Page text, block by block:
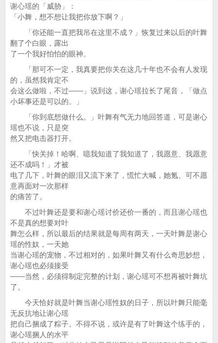
谢心瑶的「威胁」：
「小舞，想不想让我把你放下啊？」
「你还能一直把我吊在这里不成？」恢复过来以后的叶舞
翻了个白眼，露出
了一个我好怕怕的眼神。
「那可不一定，我真要把你关在这几十年也不会有人发现
的，虽然我肯定不
会这么做啦，不过——」说到这，谢心瑶拉长了尾音，「做点
小坏事还是可以的。」
「你到底想做什么。」叶舞有气无力地回答道，可是谢心
瑶也不说，只是突
然又把电击器打开。
「快关掉！哈啊、噫我知道了我知道了，我愿意、我愿意
还不成吗！」才被
电了几下，叶舞的眼泪又流下来了，慌忙大喊，她氪、可不愿
意再面对一次那样
的痛苦了。
不过叶舞还是要和谢心瑶讨价还价一番的，而且谢心瑶也
不是真的想要对叶
舞怎么样，所以最后的结果就是每周有两天，一天叶舞是谢心
瑶的性奴，一天她
当谢心瑶的宠物，不过相对的，如果叶舞又有什么奇思妙想，
谢心瑶也必须接受
——当然，必须得制定完整的计划，谢心瑶可不想再被叶舞坑
了。
今天恰好就是叶舞当谢心瑶性奴的日子，所以叶舞只能毫
无反抗地让谢心瑶
把自己捆成了粽子。不得不说，或许是有了叶舞这个练手的，
谢心瑶捆人的水平